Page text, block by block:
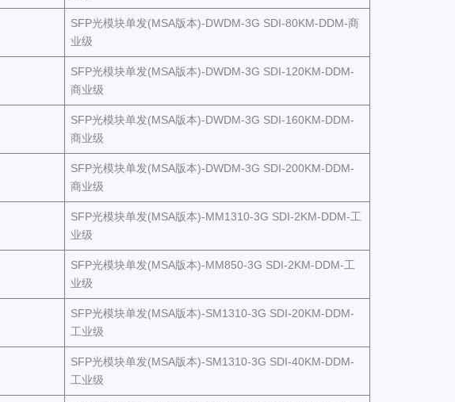
SFP光模块单发(MSA版本)-DWDM-3G SDI-80KM-DDM-商
业级
SFP光模块单发(MSA版本)-DWDM-3G SDI-120KM-DDM-
商业级
SFP光模块单发(MSA版本)-DWDM-3G SDI-160KM-DDM-
商业级
SFP光模块单发(MSA版本)-DWDM-3G SDI-200KM-DDM-
商业级
SFP光模块单发(MSA版本)-MM1310-3G SDI-2KM-DDM-工
业级
SFP光模块单发(MSA版本)-MM850-3G SDI-2KM-DDM-工
业级
SFP光模块单发(MSA版本)-SM1310-3G SDI-20KM-DDM-
工业级
SFP光模块单发(MSA版本)-SM1310-3G SDI-40KM-DDM-
工业级